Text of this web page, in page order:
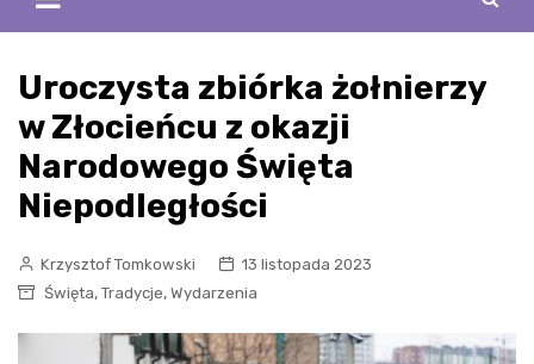
Uroczysta zbiórka żołnierzy
w Złocieńcu z okazji
Narodowego Święta
Niepodległości
Krzysztof Tomkowski
13 listopada 2023
Święta, Tradycje, Wydarzenia